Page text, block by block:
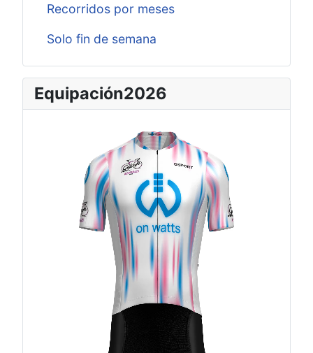
Recorridos por meses
Solo fin de semana
Equipación2026